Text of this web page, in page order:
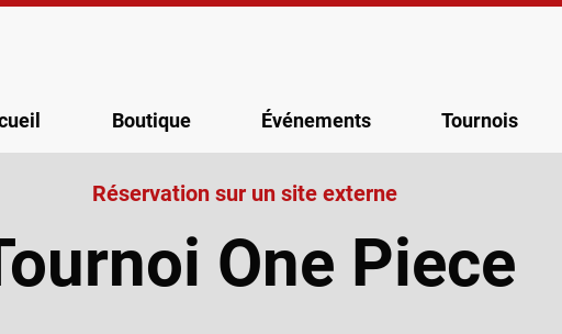
Boutique Événements Tournois
One Piece
Réservation sur un site externe